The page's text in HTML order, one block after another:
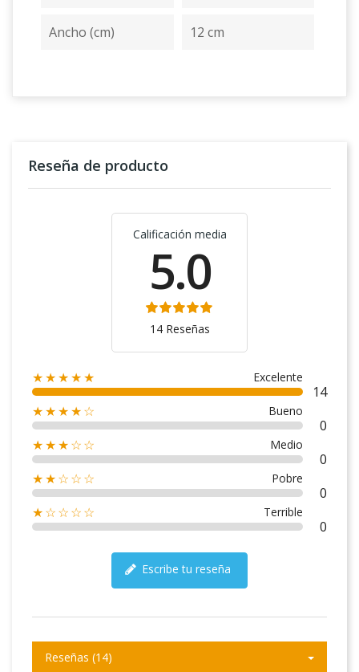
Ancho (cm) 12 cm
Reseña de producto
Calificación media
5.0
14 Reseñas
★★★★★ Excelente
14
★★★★☆ Bueno
0
★★★☆☆ Medio
0
★★☆☆☆ Pobre
0
★☆☆☆☆ Terrible
0
Escribe tu reseña
Reseñas (14)